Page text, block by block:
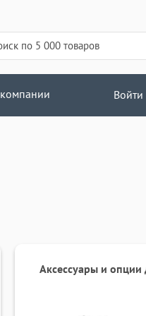
Войти
Аксессуары и